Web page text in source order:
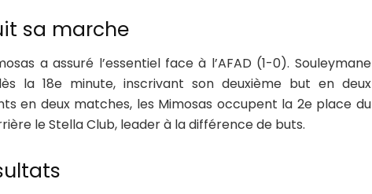
sa marche
a assuré l’essentiel face à l’AFAD (1-0). Souleymane
la 18e minute, inscrivant son deuxième but en deux
en deux matches, les Mimosas occupent la 2e place du
le Stella Club, leader à la différence de buts.